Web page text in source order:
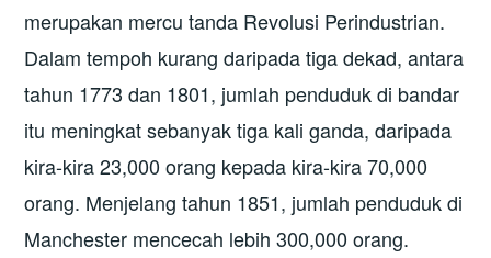
merupakan mercu tanda Revolusi Perindustrian.
Dalam tempoh kurang daripada tiga dekad, antara
tahun 1773 dan 1801, jumlah penduduk di bandar
itu meningkat sebanyak tiga kali ganda, daripada
kira-kira 23,000 orang kepada kira-kira 70,000
orang. Menjelang tahun 1851, jumlah penduduk di
Manchester mencecah lebih 300,000 orang.